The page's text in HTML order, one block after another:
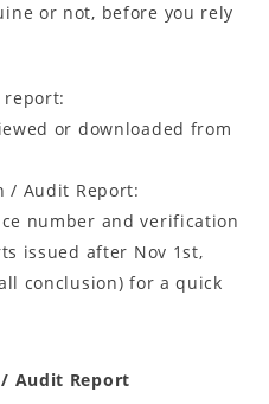
or not, before you rely
report:
or downloaded from
/ Audit Report:
number and verification
issued after Nov 1st,
conclusion) for a quick
Audit Report